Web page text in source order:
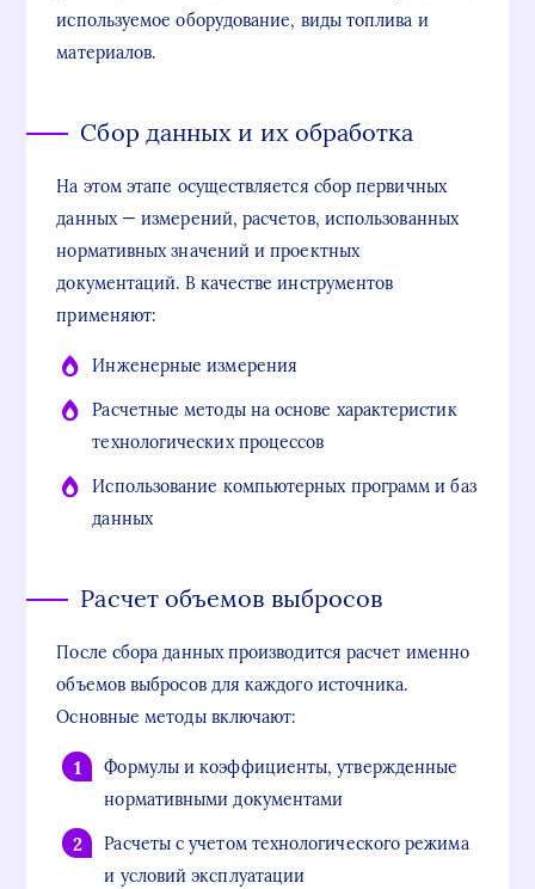
используемое оборудование, виды топлива и
материалов.
Сбор данных и их обработка
На этом этапе осуществляется сбор первичных
данных — измерений, расчетов, использованных
нормативных значений и проектных
документаций. В качестве инструментов
применяют:
Инженерные измерения
Расчетные методы на основе характеристик
технологических процессов
Использование компьютерных программ и баз
данных
Расчет объемов выбросов
После сбора данных производится расчет именно
объемов выбросов для каждого источника.
Основные методы включают:
Формулы и коэффициенты, утвержденные
нормативными документами
Расчеты с учетом технологического режима
и условий эксплуатации